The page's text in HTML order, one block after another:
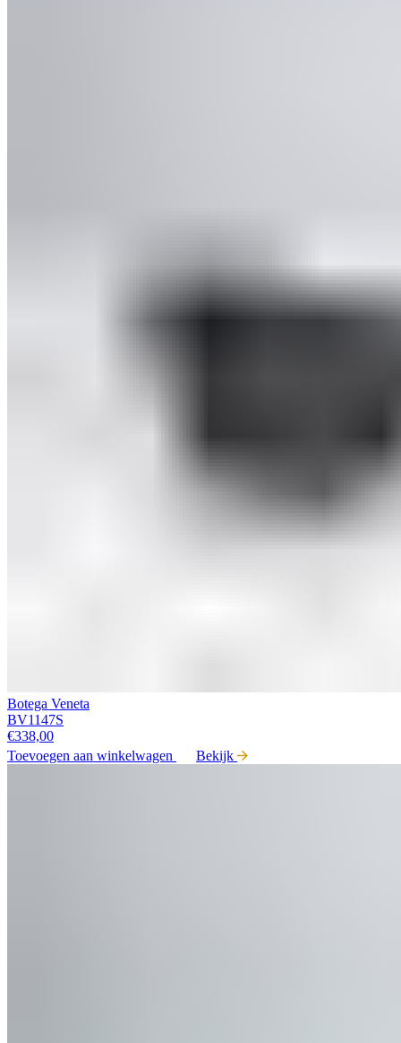
Botega Veneta
BV1147S
€338,00
Toevoegen aan winkelwagen
Bekijk